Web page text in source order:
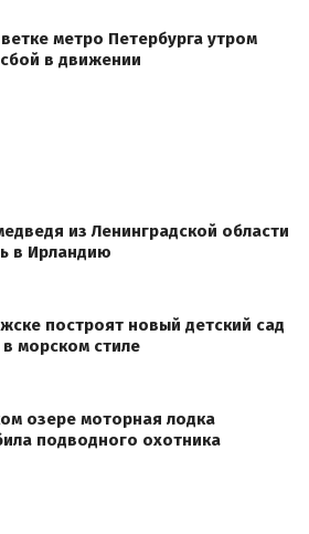
метро Петербурга утром
в движении
из Ленинградской области
в Ирландию
построят новый детский сад
морском стиле
озере моторная лодка
подводного охотника